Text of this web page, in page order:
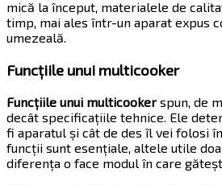
mică la început, materialele de
timp, mai ales într-un aparat expus
umezeală.
Funcțiile unui multicooker
Funcțiile unui multicookerspun, de
decât specificațiile tehnice. Ele
fi aparatul și cât de des îl vei folosi
funcții sunt esențiale, altele utile
diferența o face modul în care